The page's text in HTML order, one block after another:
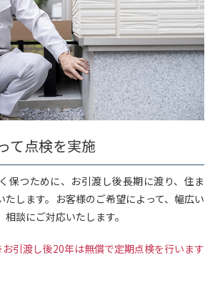
て点検を実施
保つために、お引渡し後長期に渡り、住ま
たします。お客様のご希望によって、幅広い
談にご対応いたします。
引渡し後20年は無償で定期点検を行います